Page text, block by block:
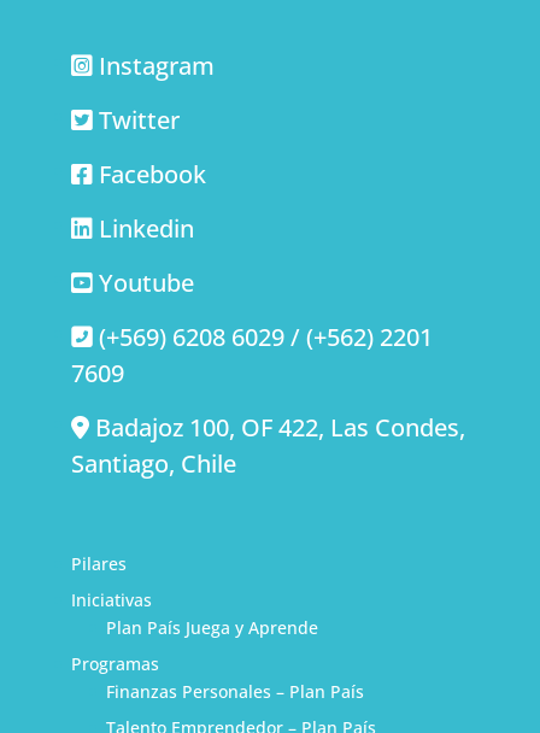
Instagram
Twitter
Facebook
Linkedin
Youtube
(+569) 6208 6029 / (+562) 2201
7609
Badajoz 100, OF 422, Las Condes,
Santiago, Chile
Pilares
Iniciativas
Plan País Juega y Aprende
Programas
Finanzas Personales – Plan País
Talento Emprendedor – Plan País